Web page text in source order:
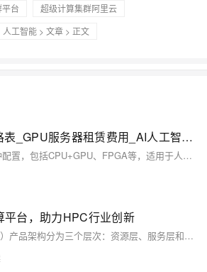
台
超级计算集群阿里云
人工智能 > 文章 > 正文
阿里云AI服务器价格表_GPU服务器租赁费用_AI人工智能高性能计算推理
阿里云AI服务器提供多种配置，包括CPU+GPU、FPGA等，适用于人工智能、机器学习和深度学习等计算密集型任务。本文整理了阿里云GPU服务器的优惠价格，涵盖NVIDIA A10、V100、T4等型号，提供1个月、1年和1小时的收费明细。具体规格如A10卡GN7i、V100-16G卡GN6v等，适用于不同业务场景，详情见官方页面。
平台，助力HPC行业创新
EHPC（弹性高性能计算）产品架构分为三个层次：资源层、服务层和使用界面层。资源层按HPC行业需求编排ECS实例、存储和调度管理资源，形成支持VPC和RDMA网络的集群。服务层提供集群资源管理、应用管理和作业调度等功能，并支持基于负载的弹性伸缩。使用界面层包括控制台、HPC PORTAL和Open API，方便不同用户操作。今年新发布的功能包括基于英特尔八代处理器的HPC实例、RDMA网络支持IB Verbs接口、拓扑感知的弹性伸缩能力以及Instant计算环境，优化了性能和成本。EHPC通过这些设计帮助客户快速上云并高效利用资源。